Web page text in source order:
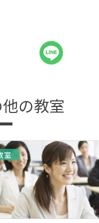
の教室
室